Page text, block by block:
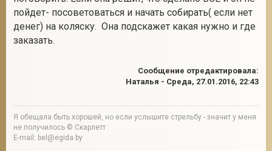
пойдет- посоветоваться и начать собирать( если нет
денег) на коляску. Она подскажет какая нужно и где
заказать.
Сообщение отредактировала:
Наталья - Среда, 27.01.2016, 22:43
Я обещала быть хорошей, но если услышите стрельбу - значит у меня
не получилось © Скарлетт
E-mail: bel@egida.by